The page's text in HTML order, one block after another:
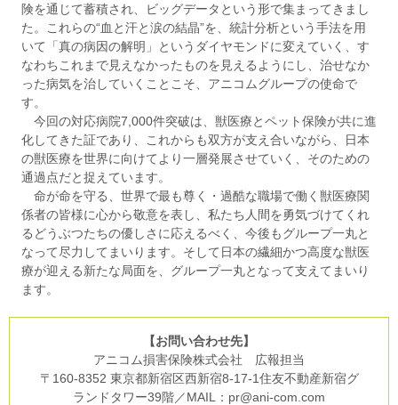
険を通じて蓄積され、ビッグデータという形で集まってきまし
た。これらの“血と汗と涙の結晶”を、統計分析という手法を用
いて「真の病因の解明」というダイヤモンドに変えていく、す
なわちこれまで見えなかったものを見えるようにし、治せなか
った病気を治していくことこそ、アニコムグループの使命で
す。
今回の対応病院7,000件突破は、獣医療とペット保険が共に進
化してきた証であり、これからも双方が支え合いながら、日本
の獣医療を世界に向けてより一層発展させていく、そのための
通過点だと捉えています。
命が命を守る、世界で最も尊く・過酷な職場で働く獣医療関
係者の皆様に心から敬意を表し、私たち人間を勇気づけてくれ
るどうぶつたちの優しさに応えるべく、今後もグループ一丸と
なって尽力してまいります。そして日本の繊細かつ高度な獣医
療が迎える新たな局面を、グループ一丸となって支えてまいり
ます。
【お問い合わせ先】
アニコム損害保険株式会社 広報担当
〒160-8352 東京都新宿区西新宿8-17-1住友不動産新宿グ
ランドタワー39階／MAIL：pr@ani-com.com